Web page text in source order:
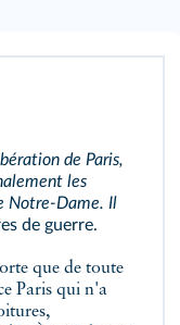
de Paris,
les
Notre-Dame. Il
de guerre.
que de toute
Paris qui n'a